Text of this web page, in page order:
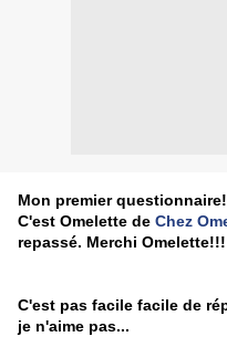
Mon premier questionnaire!
C'est Omelette de Chez
repassé. Merchi Omelette!!!
C'est pas facile facile de
je n'aime pas...